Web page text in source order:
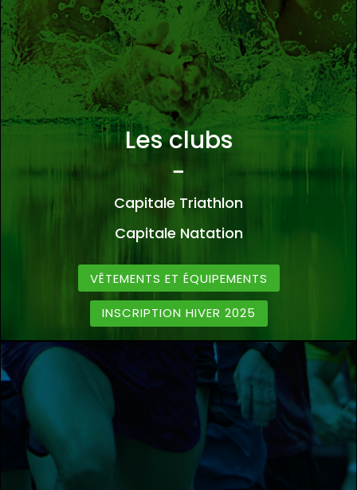
Les clubs
−
Capitale Triathlon
Capitale Natation
VÊTEMENTS ET ÉQUIPEMENTS
INSCRIPTION HIVER 2025